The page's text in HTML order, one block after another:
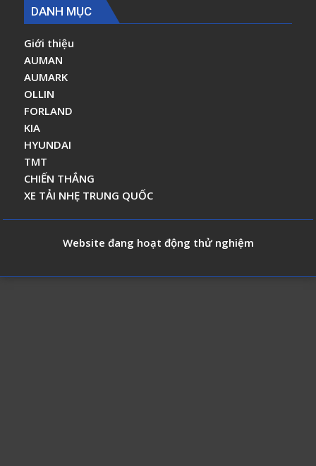
DANH MỤC
Giới thiệu
AUMAN
AUMARK
OLLIN
FORLAND
KIA
HYUNDAI
TMT
CHIẾN THẮNG
XE TẢI NHẸ TRUNG QUỐC
Website đang hoạt động thử nghiệm